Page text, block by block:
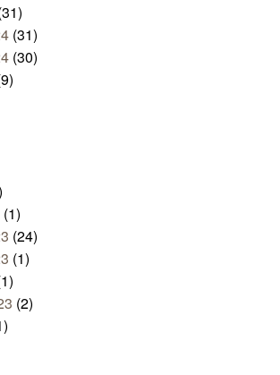
(31)
(30)
(1)
(24)
(1)
(2)